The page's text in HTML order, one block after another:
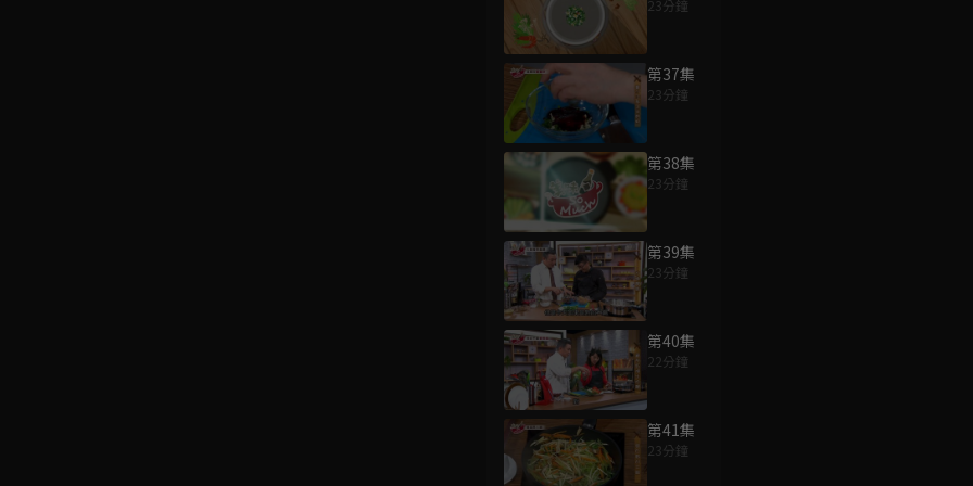
23分鐘
第37集
23分鐘
第38集
23分鐘
第39集
23分鐘
第40集
22分鐘
第41集
23分鐘